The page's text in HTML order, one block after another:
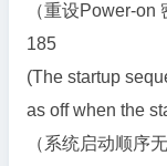
（重设Power-on
185
(The startup
as off when the
（系统启动顺序